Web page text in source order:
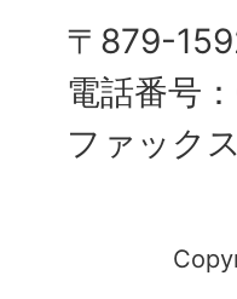
〒879-
電話番号
ファック